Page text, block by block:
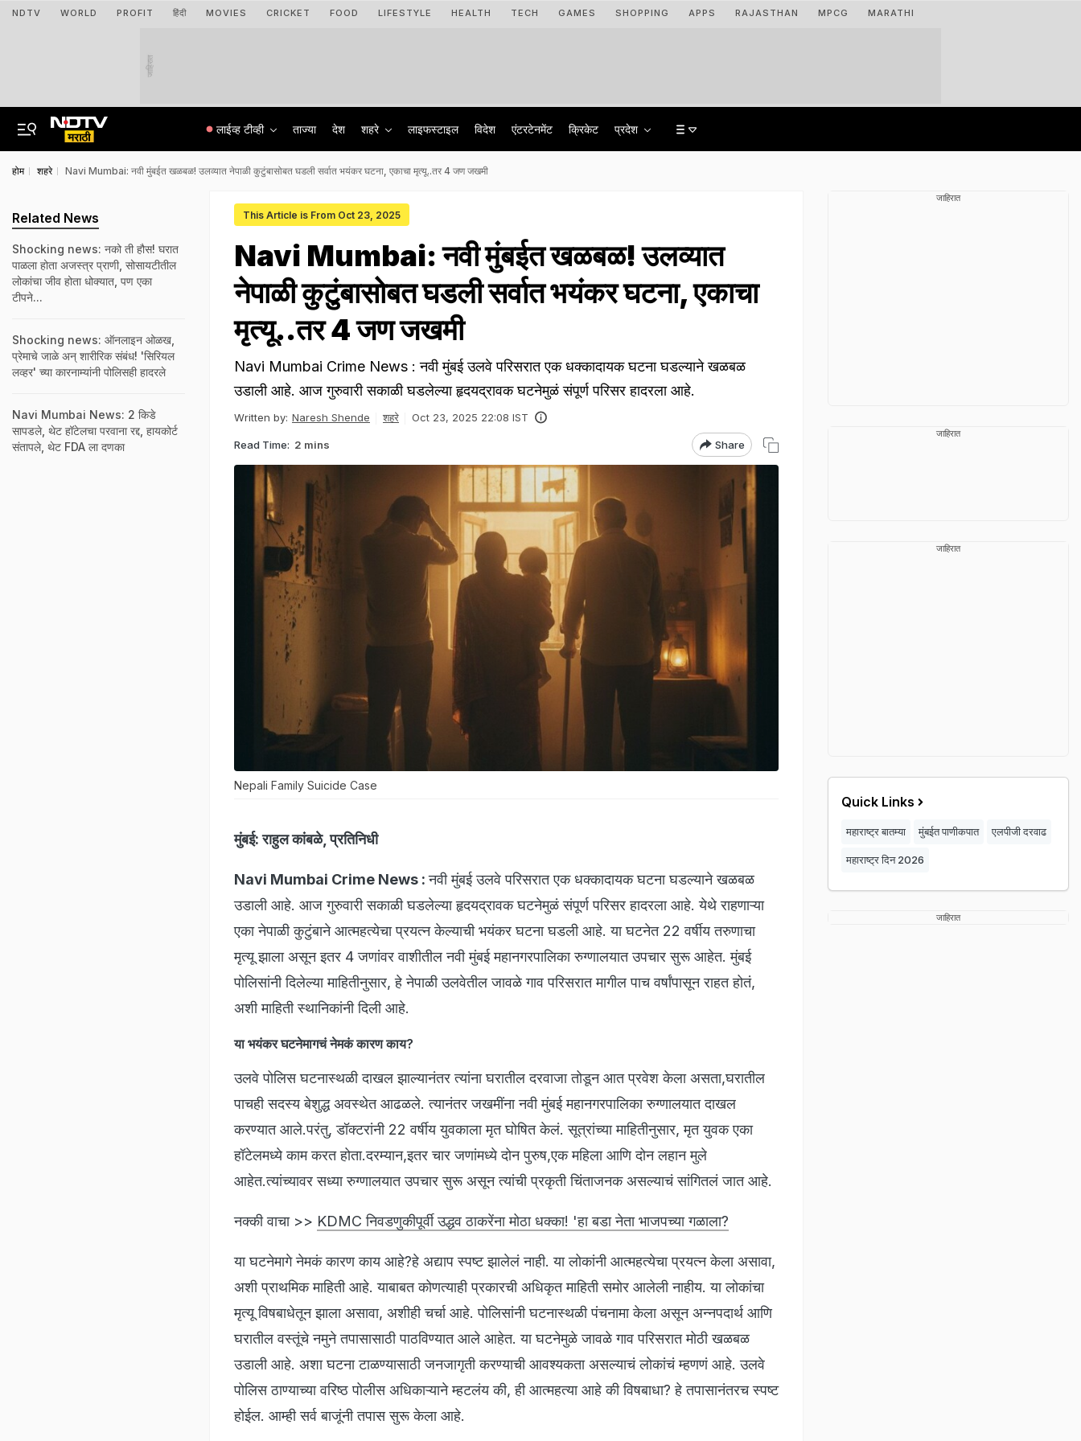
NDTV WORLD PROFIT हिंदी MOVIES CRICKET FOOD LIFESTYLE HEALTH TECH GAMES SHOPPING APPS RAJASTHAN MPCG MARATHI
जाहिरात
लाईव्ह टीव्ही ताज्या देश शहरे लाइफस्टाइल विदेश एंटरटेनमेंट क्रिकेट प्रदेश
होम शहरे Navi Mumbai: नवी मुंबईत खळबळ! उलव्यात नेपाळी कुटुंबासोबत घडली सर्वात भयंकर घटना, एकाचा मृत्यू..तर 4 जण जखमी
This Article is From Oct 23, 2025
Navi Mumbai: नवी मुंबईत खळबळ! उलव्यात
नेपाळी कुटुंबासोबत घडली सर्वात भयंकर घटना, एकाचा
मृत्यू..तर 4 जण जखमी
Navi Mumbai Crime News : नवी मुंबई उलवे परिसरात एक धक्कादायक घटना घडल्याने खळबळ
उडाली आहे. आज गुरुवारी सकाळी घडलेल्या हृदयद्रावक घटनेमुळं संपूर्ण परिसर हादरला आहे.
Written by: Naresh Shende शहरे Oct 23, 2025 22:08 IST
Read Time: 2 mins Share
Nepali Family Suicide Case
मुंबई: राहुल कांबळे, प्रतिनिधी
Navi Mumbai Crime News :नवी मुंबई उलवे परिसरात एक धक्कादायक घटना घडल्याने खळबळ
उडाली आहे. आज गुरुवारी सकाळी घडलेल्या हृदयद्रावक घटनेमुळं संपूर्ण परिसर हादरला आहे. येथे राहणाऱ्या
एका नेपाळी कुटुंबाने आत्महत्येचा प्रयत्न केल्याची भयंकर घटना घडली आहे. या घटनेत 22 वर्षीय तरुणाचा
मृत्यू झाला असून इतर 4 जणांवर वाशीतील नवी मुंबई महानगरपालिका रुग्णालयात उपचार सुरू आहेत. मुंबई
पोलिसांनी दिलेल्या माहितीनुसार, हे नेपाळी उलवेतील जावळे गाव परिसरात मागील पाच वर्षांपासून राहत होतं,
अशी माहिती स्थानिकांनी दिली आहे.
या भयंकर घटनेमागचं नेमकं कारण काय?
उलवे पोलिस घटनास्थळी दाखल झाल्यानंतर त्यांना घरातील दरवाजा तोडून आत प्रवेश केला असता,घरातील
पाचही सदस्य बेशुद्ध अवस्थेत आढळले. त्यानंतर जखमींना नवी मुंबई महानगरपालिका रुग्णालयात दाखल
करण्यात आले.परंतु, डॉक्टरांनी 22 वर्षीय युवकाला मृत घोषित केलं. सूत्रांच्या माहितीनुसार, मृत युवक एका
हॉटेलमध्ये काम करत होता.दरम्यान,इतर चार जणांमध्ये दोन पुरुष,एक महिला आणि दोन लहान मुले
आहेत.त्यांच्यावर सध्या रुग्णालयात उपचार सुरू असून त्यांची प्रकृती चिंताजनक असल्याचं सांगितलं जात आहे.
नक्की वाचा >> KDMC निवडणुकीपूर्वी उद्धव ठाकरेंना मोठा धक्का! 'हा बडा नेता भाजपच्या गळाला?
या घटनेमागे नेमकं कारण काय आहे?हे अद्याप स्पष्ट झालेलं नाही. या लोकांनी आत्महत्येचा प्रयत्न केला असावा,
अशी प्राथमिक माहिती आहे. याबाबत कोणत्याही प्रकारची अधिकृत माहिती समोर आलेली नाहीय. या लोकांचा
मृत्यू विषबाधेतून झाला असावा, अशीही चर्चा आहे. पोलिसांनी घटनास्थळी पंचनामा केला असून अन्नपदार्थ आणि
घरातील वस्तूंचे नमुने तपासासाठी पाठविण्यात आले आहेत. या घटनेमुळे जावळे गाव परिसरात मोठी खळबळ
उडाली आहे. अशा घटना टाळण्यासाठी जनजागृती करण्याची आवश्यकता असल्याचं लोकांचं म्हणणं आहे. उलवे
पोलिस ठाण्याच्या वरिष्ठ पोलीस अधिकाऱ्याने म्हटलंय की, ही आत्महत्या आहे की विषबाधा? हे तपासानंतरच स्पष्ट
होईल. आम्ही सर्व बाजूंनी तपास सुरू केला आहे.
Related News
Shocking news: नको ती हौस! घरात
पाळला होता अजस्त्र प्राणी, सोसायटीतील
लोकांचा जीव होता धोक्यात, पण एका
टीपने...
Shocking news: ऑनलाइन ओळख,
प्रेमाचे जाळे अन् शारीरिक संबंध! 'सिरियल
लव्हर' च्या कारनाम्यांनी पोलिसही हादरले
Navi Mumbai News: 2 किडे
सापडले, थेट हॉटेलचा परवाना रद्द, हायकोर्ट
संतापले, थेट FDA ला दणका
जाहिरात
जाहिरात
जाहिरात
Quick Links
महाराष्ट्र बातम्या मुंबईत पाणीकपात एलपीजी दरवाढ
महाराष्ट्र दिन 2026
जाहिरात